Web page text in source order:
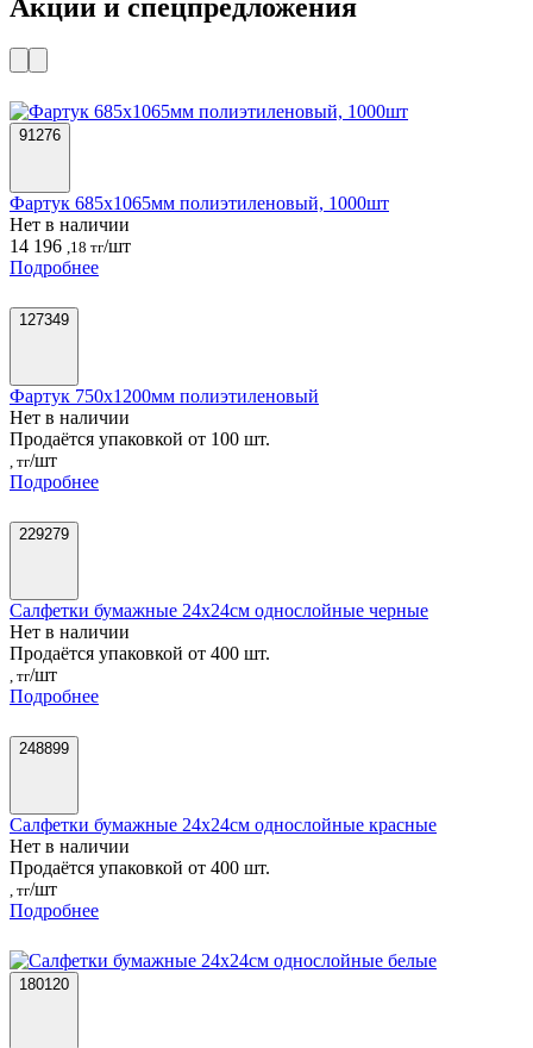
Акции и спецпредложения
91276
Фартук 685x1065мм полиэтиленовый, 1000шт
Нет в наличии
14 196 ,18 тг/шт
Подробнее
127349
Фартук 750x1200мм полиэтиленовый
Нет в наличии
Продаётся упаковкой от 100 шт.
, тг/шт
Подробнее
229279
Салфетки бумажные 24х24см однослойные черные
Нет в наличии
Продаётся упаковкой от 400 шт.
, тг/шт
Подробнее
248899
Салфетки бумажные 24х24см однослойные красные
Нет в наличии
Продаётся упаковкой от 400 шт.
, тг/шт
Подробнее
180120